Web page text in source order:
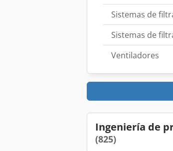
Sistemas de
Sistemas de
Ventiladores
Ingeniería de
(825)